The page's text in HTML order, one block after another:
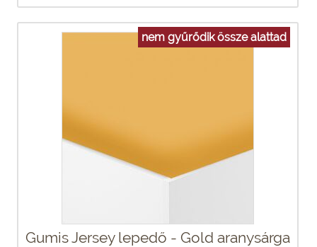
nem gyűrődik össze alattad
Gumis Jersey lepedő - Gold aranysárga